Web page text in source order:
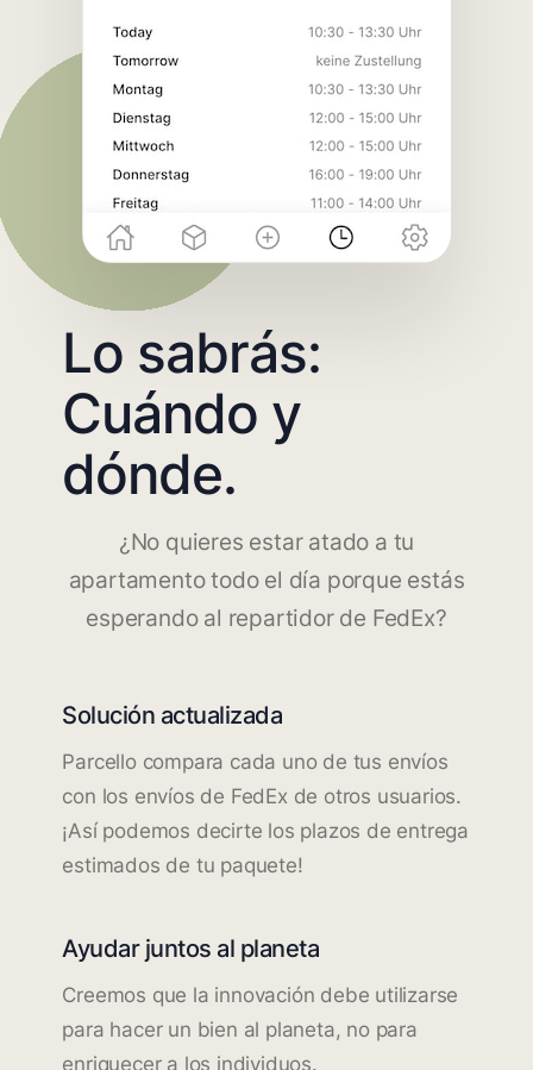
Lo sabrás:
Cuándo y
dónde.
¿No quieres estar atado a tu
apartamento todo el día porque estás
esperando al repartidor de FedEx?
Solución actualizada
Parcello compara cada uno de tus envíos
con los envíos de FedEx de otros usuarios.
¡Así podemos decirte los plazos de entrega
estimados de tu paquete!
Ayudar juntos al planeta
Creemos que la innovación debe utilizarse
para hacer un bien al planeta, no para
enriquecer a los individuos.